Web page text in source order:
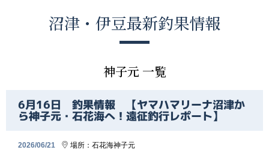
釣果情報
沼津・伊豆最新釣果情報
神子元 一覧
6月16日 釣果情報 【ヤマハマリーナ沼津か
ら神子元・石花海へ！遠征釣行レポート】
2026/06/21 場所： 石花海神子元